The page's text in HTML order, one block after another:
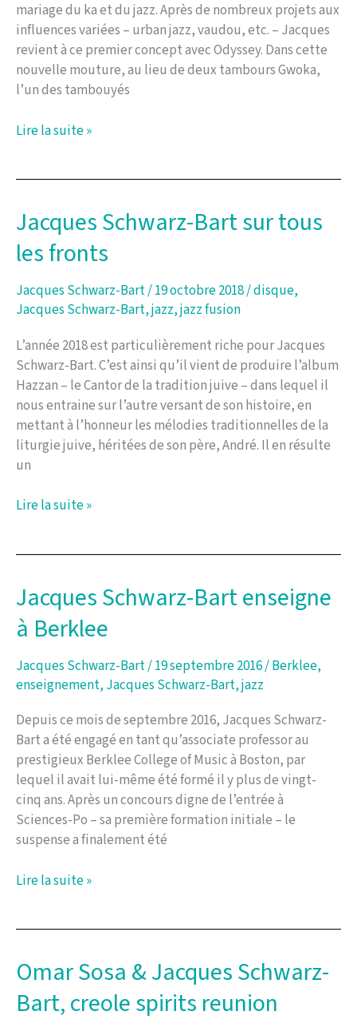
mariage du ka et du jazz. Après de nombreux projets aux
influences variées – urban jazz, vaudou, etc. – Jacques
revient à ce premier concept avec Odyssey. Dans cette
nouvelle mouture, au lieu de deux tambours Gwoka,
l’un des tambouyés
Odyssey,
« Soné
Ka
La »
Jacques
Schwarz-
Lire la suite »
Jacques Schwarz-Bart sur tous
les fronts
Jacques Schwarz-Bart/19 octobre 2018/disque,
Jacques Schwarz-Bart,jazz,jazz fusion
L’année 2018 est particulièrement riche pour Jacques
Schwarz-Bart. C’est ainsi qu’il vient de produire l’album
Hazzan – le Cantor de la tradition juive – dans lequel il
nous entraine sur l’autre versant de son histoire, en
mettant à l’honneur les mélodies traditionnelles de la
liturgie juive, héritées de son père, André. Il en résulte
un
Jacques
tous
les
fronts
Lire la suite »
Jacques Schwarz-Bart enseigne
à Berklee
Jacques Schwarz-Bart/19 septembre 2016/Berklee,
enseignement, Jacques Schwarz-Bart,jazz
Depuis ce mois de septembre 2016, Jacques Schwarz-
Bart a été engagé en tant qu’associate professor au
prestigieux Berklee College of Music à Boston, par
lequel il avait lui-même été formé il y plus de vingt-
cinq ans. Après un concours digne de l’entrée à
Sciences-Po – sa première formation initiale – le
suspense a finalement été
Jacques
Berklee
Lire la suite »
Omar Sosa & Jacques Schwarz-
Bart, creole spirits reunion